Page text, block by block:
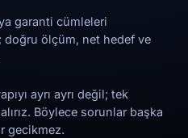
garanti cümleleri
ölçüm, net hedef ve
ayrı ayrı değil; tek
Böylece sorunlar başka
gecikmez.